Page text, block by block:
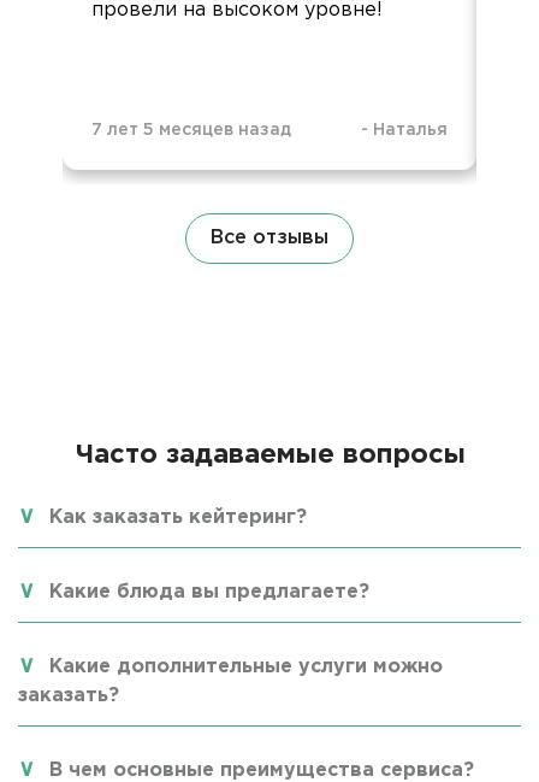
провели на высоком уровне!
7 лет 5 месяцев назад - Наталья
Все отзывы
Часто задаваемые вопросы
Как заказать кейтеринг?
Какие блюда вы предлагаете?
Какие дополнительные услуги можно
заказать?
В чем основные преимущества сервиса?